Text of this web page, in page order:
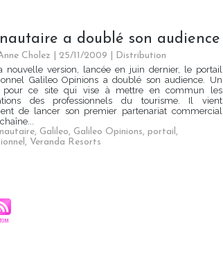
a doublé son audience
Cholez | 25/11/2009
Distribution
nouvelle version, lancée en juin dernier, le portail
Galileo Opinions a doublé son audience. Un
pour ce site qui vise à mettre en commun les
des professionnels du tourisme. Il vient
de lancer son premier partenariat commercial
, Galileo, Galileo Opinions, portail,
, Veranda Resorts